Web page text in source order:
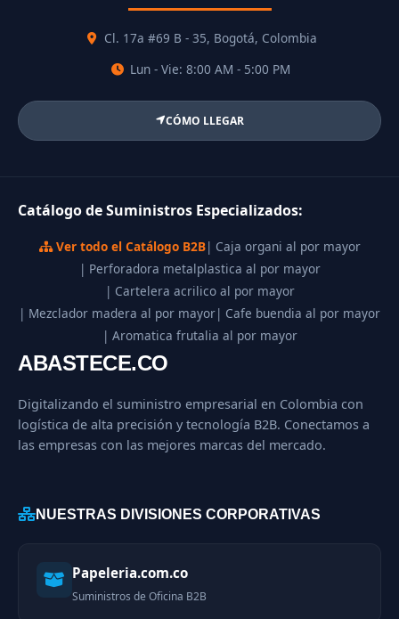
Cl. 17a #69 B - 35, Bogotá, Colombia
Lun - Vie: 8:00 AM - 5:00 PM
CÓMO LLEGAR
Catálogo de Suministros Especializados:
Ver todo el Catálogo B2B| Caja organi al por mayor
| Perforadora metalplastica al por mayor
| Cartelera acrilico al por mayor
| Mezclador madera al por mayor| Cafe buendia al por mayor
| Aromatica frutalia al por mayor
ABASTECE.CO
Digitalizando el suministro empresarial en Colombia con
logística de alta precisión y tecnología B2B. Conectamos a
las empresas con las mejores marcas del mercado.
NUESTRAS DIVISIONES CORPORATIVAS
Papeleria.com.co
Suministros de Oficina B2B